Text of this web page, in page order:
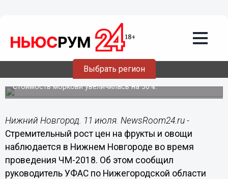
Выбрать регион
11.07.201813:56
Цены на фрукты и овощи в Нижнем
возросли из-за ЧМ-2018
Стоимость моркови увеличилась на 30%.
Нижний Новгород. 11 июля. NewsRoom24.ru -
Стремительный рост цен на фрукты и овощи
наблюдается в Нижнем Новгороде во время
проведения ЧМ-2018. Об этом сообщил
руководитель УФАС по Нижегородской области